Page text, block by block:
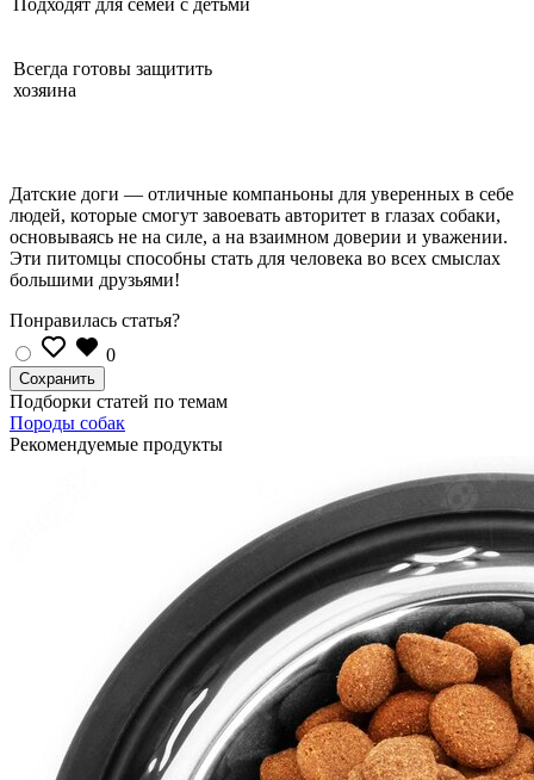
Подходят для семей с детьми
Всегда готовы защитить
хозяина
Датские доги — отличные компаньоны для уверенных в себе
людей, которые смогут завоевать авторитет в глазах собаки,
основываясь не на силе, а на взаимном доверии и уважении.
Эти питомцы способны стать для человека во всех смыслах
большими друзьями!
Понравилась статья?
0
Подборки статей по темам
Породы собак
Рекомендуемые продукты